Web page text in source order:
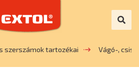
szerszámok tartozékai Vágó-,